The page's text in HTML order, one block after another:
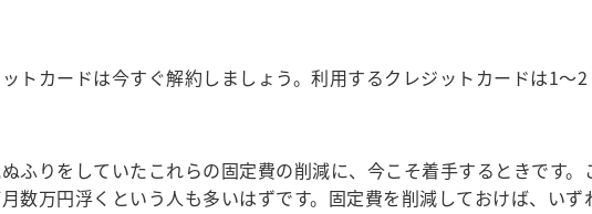
トカードは今すぐ解約しましょう。利用するクレジットカードは1～2
ふりをしていたこれらの固定費の削減に、今こそ着手するときです。
数万円浮くという人も多いはずです。固定費を削減しておけば、いず